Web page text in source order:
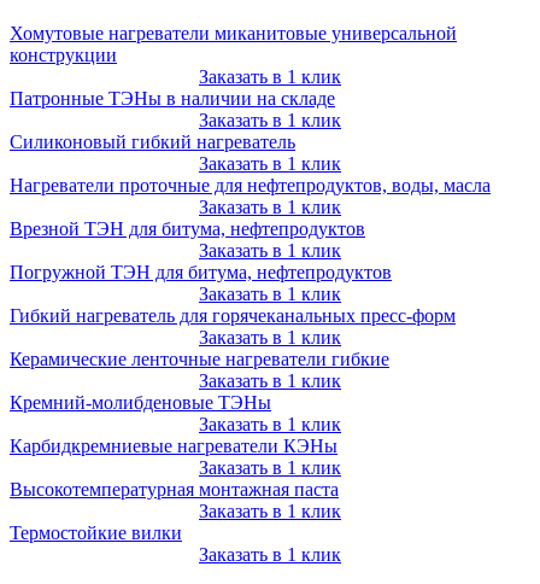
Хомутовые нагреватели миканитовые универсальной
конструкции
Заказать в 1 клик
Патронные ТЭНы в наличии на складе
Заказать в 1 клик
Силиконовый гибкий нагреватель
Заказать в 1 клик
Нагреватели проточные для нефтепродуктов, воды, масла
Заказать в 1 клик
Врезной ТЭН для битума, нефтепродуктов
Заказать в 1 клик
Погружной ТЭН для битума, нефтепродуктов
Заказать в 1 клик
Гибкий нагреватель для горячеканальных пресс-форм
Заказать в 1 клик
Керамические ленточные нагреватели гибкие
Заказать в 1 клик
Кремний-молибденовые ТЭНы
Заказать в 1 клик
Карбидкремниевые нагреватели КЭНы
Заказать в 1 клик
Высокотемпературная монтажная паста
Заказать в 1 клик
Термостойкие вилки
Заказать в 1 клик